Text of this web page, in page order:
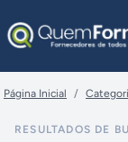
Página Inicial /
RESULTADOS DE